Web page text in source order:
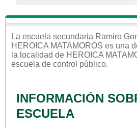
La escuela secundaria Ramiro
HEROICA MATAMOROS es una
la localidad de HEROICA
escuela de control público.
INFORMACIÓN
ESCUELA